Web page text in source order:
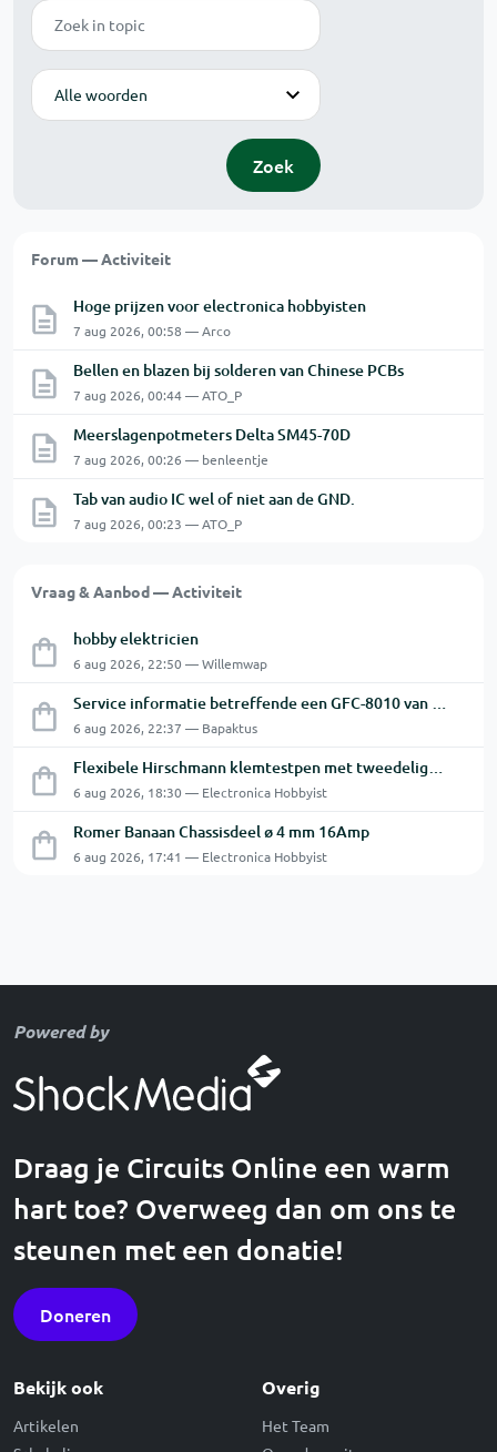
Zoek
Modus
Zoek
Forum — Activiteit
Hoge prijzen voor electronica hobbyisten
7 aug 2026, 00:58 — Arco
Bellen en blazen bij solderen van Chinese PCBs
7 aug 2026, 00:44 — ATO_P
Meerslagenpotmeters Delta SM45-70D
7 aug 2026, 00:26 — benleentje
Tab van audio IC wel of niet aan de GND.
7 aug 2026, 00:23 — ATO_P
Vraag & Aanbod — Activiteit
hobby elektricien
6 aug 2026, 22:50 — Willemwap
Service informatie betreffende een GFC-8010 van GW
6 aug 2026, 22:37 — Bapaktus
Flexibele Hirschmann klemtestpen met tweedelige klem.
6 aug 2026, 18:30 — Electronica Hobbyist
Romer Banaan Chassisdeel ø 4 mm 16Amp
6 aug 2026, 17:41 — Electronica Hobbyist
Powered by
Draag je Circuits Online een warm
hart toe? Overweeg dan om ons te
steunen met een donatie!
Doneren
Bekijk ook
Artikelen
Overig
Het Team